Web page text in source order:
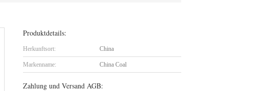
Produktdetails:
Herkunftsort: China
Markenname: China Coal
Zahlung und Versand AGB: